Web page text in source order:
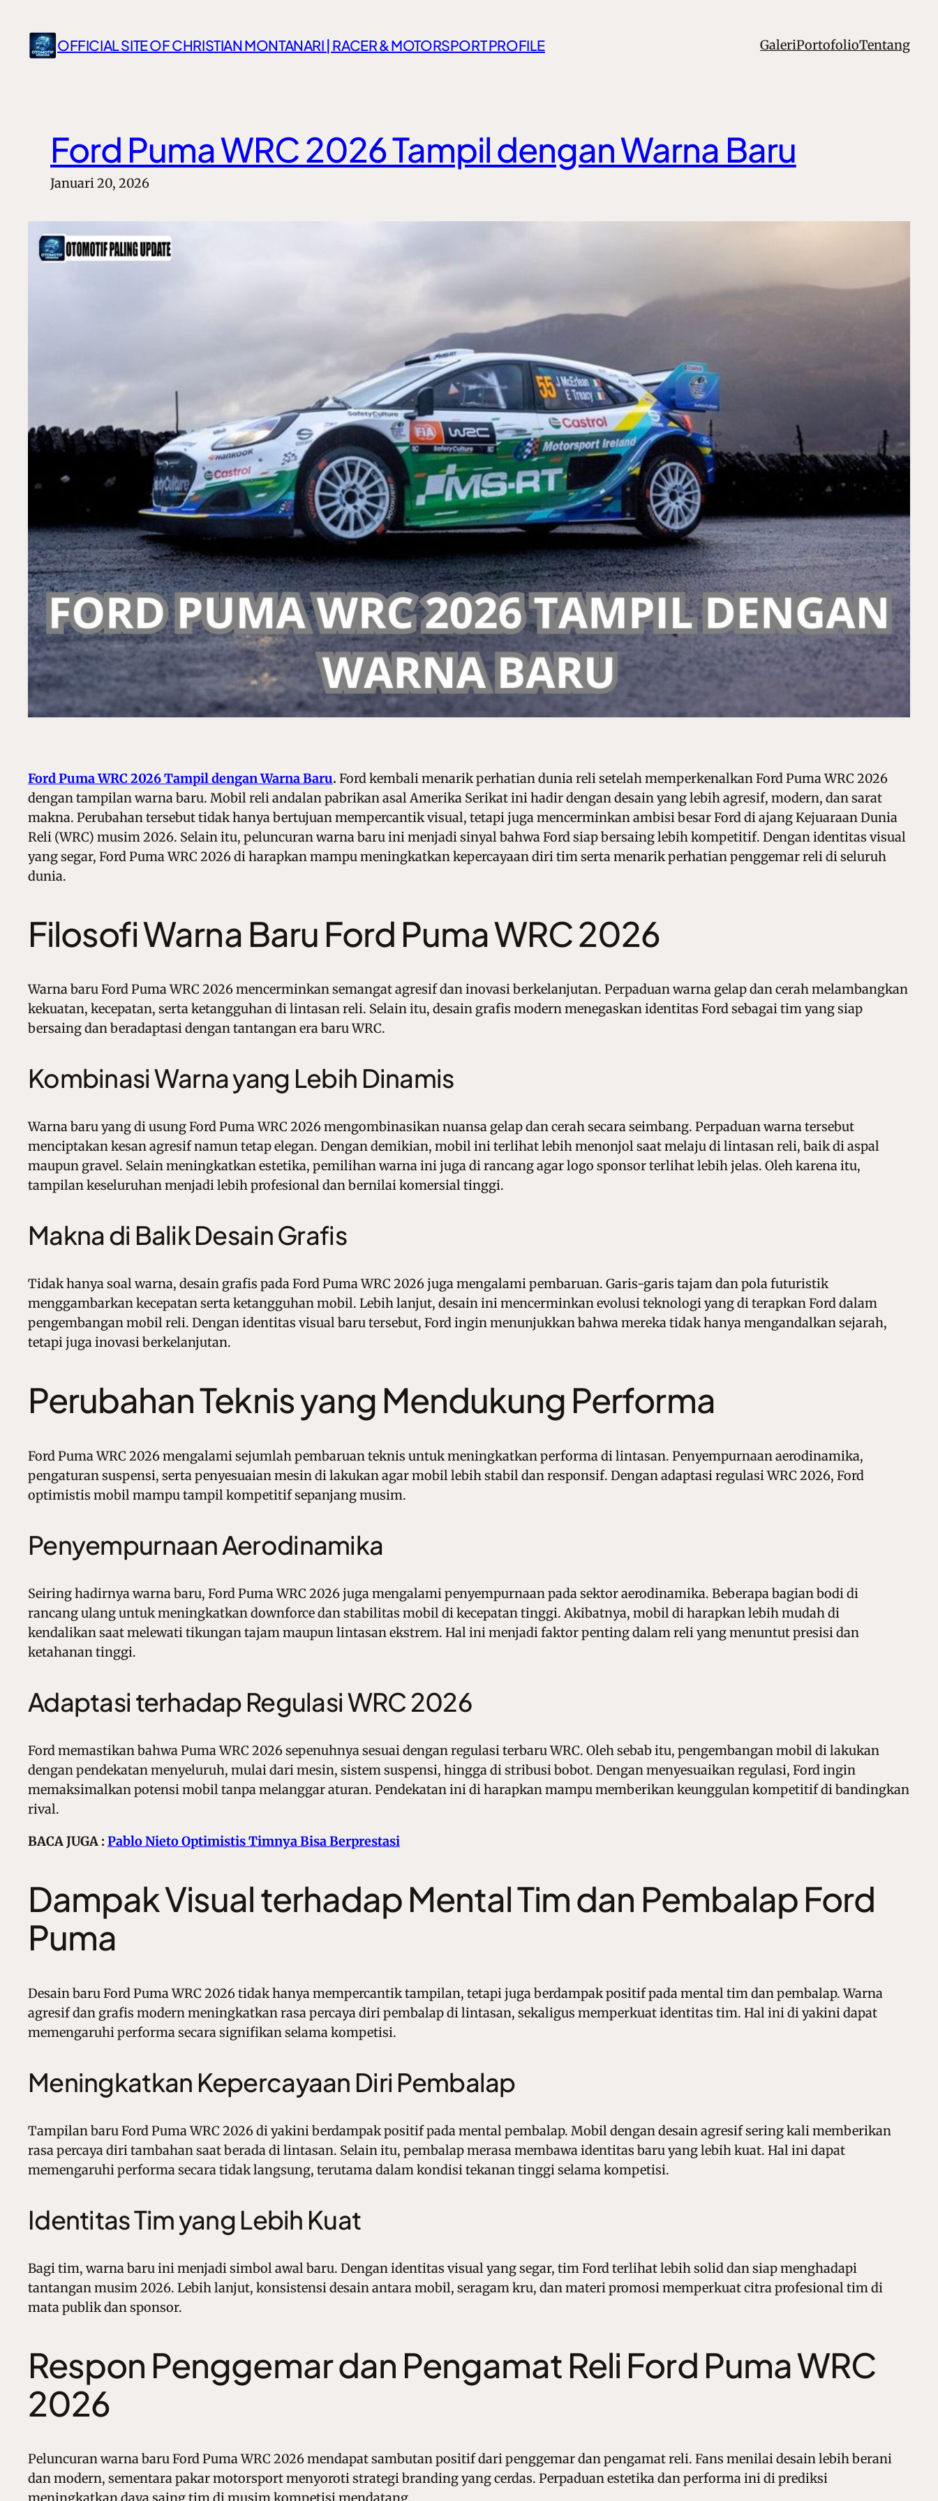
konten
OFFICIAL SITE OF CHRISTIAN MONTANARI | RACER & MOTORSPORT PROFILE GaleriPortofolioTentang
Ford Puma WRC 2026 Tampil dengan Warna Baru
Januari 20, 2026
Ford Puma WRC 2026 Tampil dengan Warna Baru. Ford kembali menarik perhatian dunia reli setelah memperkenalkan Ford Puma WRC 2026
dengan tampilan warna baru. Mobil reli andalan pabrikan asal Amerika Serikat ini hadir dengan desain yang lebih agresif, modern, dan sarat
makna. Perubahan tersebut tidak hanya bertujuan mempercantik visual, tetapi juga mencerminkan ambisi besar Ford di ajang Kejuaraan Dunia
Reli (WRC) musim 2026. Selain itu, peluncuran warna baru ini menjadi sinyal bahwa Ford siap bersaing lebih kompetitif. Dengan identitas visual
yang segar, Ford Puma WRC 2026 di harapkan mampu meningkatkan kepercayaan diri tim serta menarik perhatian penggemar reli di seluruh
dunia.
Filosofi Warna Baru Ford Puma WRC 2026
Warna baru Ford Puma WRC 2026 mencerminkan semangat agresif dan inovasi berkelanjutan. Perpaduan warna gelap dan cerah melambangkan
kekuatan, kecepatan, serta ketangguhan di lintasan reli. Selain itu, desain grafis modern menegaskan identitas Ford sebagai tim yang siap
bersaing dan beradaptasi dengan tantangan era baru WRC.
Kombinasi Warna yang Lebih Dinamis
Warna baru yang di usung Ford Puma WRC 2026 mengombinasikan nuansa gelap dan cerah secara seimbang. Perpaduan warna tersebut
menciptakan kesan agresif namun tetap elegan. Dengan demikian, mobil ini terlihat lebih menonjol saat melaju di lintasan reli, baik di aspal
maupun gravel. Selain meningkatkan estetika, pemilihan warna ini juga di rancang agar logo sponsor terlihat lebih jelas. Oleh karena itu,
tampilan keseluruhan menjadi lebih profesional dan bernilai komersial tinggi.
Makna di Balik Desain Grafis
Tidak hanya soal warna, desain grafis pada Ford Puma WRC 2026 juga mengalami pembaruan. Garis-garis tajam dan pola futuristik
menggambarkan kecepatan serta ketangguhan mobil. Lebih lanjut, desain ini mencerminkan evolusi teknologi yang di terapkan Ford dalam
pengembangan mobil reli. Dengan identitas visual baru tersebut, Ford ingin menunjukkan bahwa mereka tidak hanya mengandalkan sejarah,
tetapi juga inovasi berkelanjutan.
Perubahan Teknis yang Mendukung Performa
Ford Puma WRC 2026 mengalami sejumlah pembaruan teknis untuk meningkatkan performa di lintasan. Penyempurnaan aerodinamika,
pengaturan suspensi, serta penyesuaian mesin di lakukan agar mobil lebih stabil dan responsif. Dengan adaptasi regulasi WRC 2026, Ford
optimistis mobil mampu tampil kompetitif sepanjang musim.
Penyempurnaan Aerodinamika
Seiring hadirnya warna baru, Ford Puma WRC 2026 juga mengalami penyempurnaan pada sektor aerodinamika. Beberapa bagian bodi di
rancang ulang untuk meningkatkan downforce dan stabilitas mobil di kecepatan tinggi. Akibatnya, mobil di harapkan lebih mudah di
kendalikan saat melewati tikungan tajam maupun lintasan ekstrem. Hal ini menjadi faktor penting dalam reli yang menuntut presisi dan
ketahanan tinggi.
Adaptasi terhadap Regulasi WRC 2026
Ford memastikan bahwa Puma WRC 2026 sepenuhnya sesuai dengan regulasi terbaru WRC. Oleh sebab itu, pengembangan mobil di lakukan
dengan pendekatan menyeluruh, mulai dari mesin, sistem suspensi, hingga di stribusi bobot. Dengan menyesuaikan regulasi, Ford ingin
memaksimalkan potensi mobil tanpa melanggar aturan. Pendekatan ini di harapkan mampu memberikan keunggulan kompetitif di bandingkan
rival.
BACA JUGA : Pablo Nieto Optimistis Timnya Bisa Berprestasi
Dampak Visual terhadap Mental Tim dan Pembalap Ford
Puma
Desain baru Ford Puma WRC 2026 tidak hanya mempercantik tampilan, tetapi juga berdampak positif pada mental tim dan pembalap. Warna
agresif dan grafis modern meningkatkan rasa percaya diri pembalap di lintasan, sekaligus memperkuat identitas tim. Hal ini di yakini dapat
memengaruhi performa secara signifikan selama kompetisi.
Meningkatkan Kepercayaan Diri Pembalap
Tampilan baru Ford Puma WRC 2026 di yakini berdampak positif pada mental pembalap. Mobil dengan desain agresif sering kali memberikan
rasa percaya diri tambahan saat berada di lintasan. Selain itu, pembalap merasa membawa identitas baru yang lebih kuat. Hal ini dapat
memengaruhi performa secara tidak langsung, terutama dalam kondisi tekanan tinggi selama kompetisi.
Identitas Tim yang Lebih Kuat
Bagi tim, warna baru ini menjadi simbol awal baru. Dengan identitas visual yang segar, tim Ford terlihat lebih solid dan siap menghadapi
tantangan musim 2026. Lebih lanjut, konsistensi desain antara mobil, seragam kru, dan materi promosi memperkuat citra profesional tim di
mata publik dan sponsor.
Respon Penggemar dan Pengamat Reli Ford Puma WRC
2026
Peluncuran warna baru Ford Puma WRC 2026 mendapat sambutan positif dari penggemar dan pengamat reli. Fans menilai desain lebih berani
dan modern, sementara pakar motorsport menyoroti strategi branding yang cerdas. Perpaduan estetika dan performa ini di prediksi